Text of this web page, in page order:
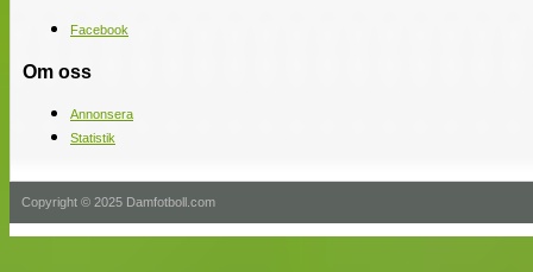
Facebook
Om oss
Annonsera
Statistik
Copyright © 2025 Damfotboll.com